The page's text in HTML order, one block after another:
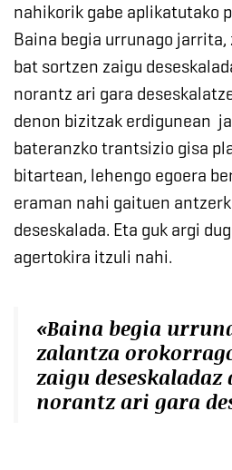
nahikorik gabe aplikatutako
Baina begia urrunago
bat sortzen zaigu
norantz ari gara
denon bizitzak erdigunean
bateranzko trantsizio gisa
bitartean, lehengo egoera
eraman nahi gaituen
deseskalada. Eta guk argi
agertokira itzuli nahi.
«Baina begia
zalantza
zaigu
norantz ari gara